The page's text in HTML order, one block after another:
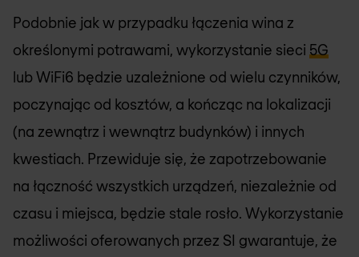
Podobnie jak w przypadku łączenia wina z
określonymi potrawami, wykorzystanie sieci 5G
lub WiFi6 będzie uzależnione od wielu czynników,
poczynając od kosztów, a kończąc na lokalizacji
(na zewnątrz i wewnątrz budynków) i innych
kwestiach. Przewiduje się, że zapotrzebowanie
na łączność wszystkich urządzeń, niezależnie od
czasu i miejsca, będzie stale rosło. Wykorzystanie
możliwości oferowanych przez SI gwarantuje, że